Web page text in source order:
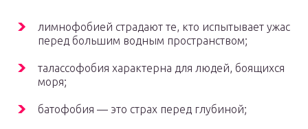
лимнофобией страдают те, кто испытывает ужас
перед большим водным пространством;
талассофобия характерна для людей, боящихся
моря;
батофобия — это страх перед глубиной;